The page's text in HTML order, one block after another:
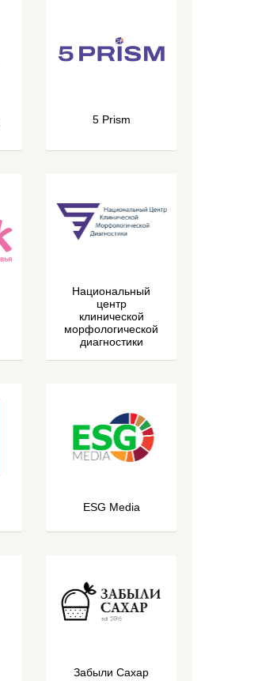
5 Prism
Национальный
центр
клинической
морфологической
диагностики
ESG Media
Забыли Сахар